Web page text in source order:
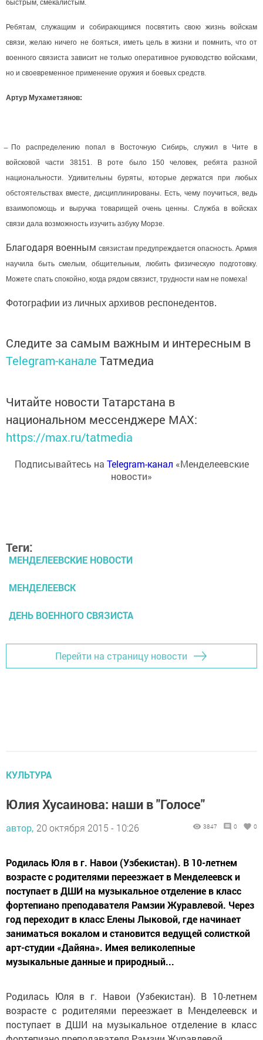
быстрым, смекалистым.
Ребятам, служащим и собирающимся посвятить свою жизнь войскам
связи, желаю ничего не бояться, иметь цель в жизни и помнить, что от
военного связиста зависит не только оперативное руководство войсками,
но и своевременное применение оружия и боевых средств.
Артур Мухаметзянов:
̶ По распределению попал в Восточную Сибирь, служил в Чите в
войсковой части 38151. В роте было 150 человек, ребята разной
национальности. Удивительны буряты, которые держатся при любых
обстоятельствах вместе, дисциплинированы. Есть, чему поучиться, ведь
взаимопомощь и выручка товарищей очень ценны. Служба в войсках
связи дала возможность изучить азбуку Морзе.
Благодаря военным связистам предупреждается опасность. Армия
научила быть смелым, общительным, любить физическую подготовку.
Можете спать спокойно, когда рядом связист, трудности нам не помеха!
Фотографии из личных архивов респонедентов.
Следите за самым важным и интересным в
Telegram-канале Татмедиа
Читайте новости Татарстана в
национальном мессенджере MАХ:
https://max.ru/tatmedia
Подписывайтесь на Telegram-канал «Менделеевские
новости»
Теги:
МЕНДЕЛЕЕВСКИЕ НОВОСТИ
МЕНДЕЛЕЕВСК
ДЕНЬ ВОЕННОГО СВЯЗИСТА
Перейти на страницу новости
КУЛЬТУРА
Юлия Хусаинова: наши в "Голосе"
автор, 20 октября 2015 - 10:26 3847 0 0
Родилась Юля в г. Навои (Узбекистан). В 10-летнем
возрасте с родителями переезжает в Менделеевск и
поступает в ДШИ на музыкальное отделение в класс
фортепиано преподавателя Рамзии Журавлевой. Через
год переходит в класс Елены Лыковой, где начинает
заниматься вокалом и становится ведущей солисткой
арт-студии «Дайяна». Имея великолепные
музыкальные данные и природный...
Родилась Юля в г. Навои (Узбекистан). В 10-летнем
возрасте с родителями переезжает в Менделеевск и
поступает в ДШИ на музыкальное отделение в класс